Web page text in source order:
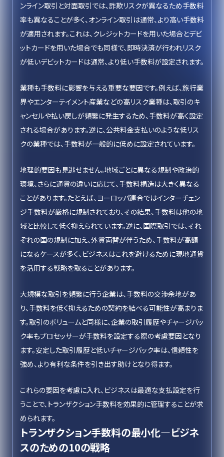
ンライン取引と対面取引では、詐欺リスクが異なるため手数料
率も異なることが多く、オンライン取引は通常、より高い手数料
が適用されます。これは、クレジットカードを用いた場合とデビ
ットカードを用いた場合でも同様で、即時決済が行われリスク
が低いデビットカードは通常、より低い手数料が設定されます。
業種も手数料に影響を与える重要な要因です。例えば、旅行業
界やエンターテイメント産業などの高リスク業種は、取引のキ
ャンセルや払い戻しが頻繁に発生するため、手数料が高く設定
される場合があります。逆に、公共料金支払いのような低リス
クの業種では、手数料が一般的に低めに設定されています。
地理的要因も見逃せません。地域ごとに異なる規制や政治的
環境、さらに通貨の違いに応じて、手数料構造は大きく異なる
ことがあります。たとえば、ヨーロッパ連合ではインターチェン
ジ手数料が厳格に規制されており、その結果、手数料は他の地
域と比較して低く抑えられています。逆に、国際取引では、それ
ぞれの国の規制に加え、外貨両替が伴うため、手数料が高額
になるケースが多く、ビジネスはこれを避けるために現地通貨
を活用する戦略を取ることがあります。
大規模な取引を頻繁に行う企業は、手数料の交渉余地があ
り、手数料を低く抑えるための契約を結べる可能性が高まりま
す。取引のボリュームと同様に、企業の取引履歴やチャージバッ
ク率もプロセッサーが手数料を設定する際の考慮要因となり
ます。安定した取引履歴と低いチャージバック率は、信頼性を
強め、より有利な条件を引き出す助けとなり得ます。
これらの要因を考慮に入れ、ビジネスは最適な支払設定を行
うことで、トランザクション手数料を効果的に管理することが求
められます。
トランザクション手数料の最小化—ビジネ
スのための10の戦略